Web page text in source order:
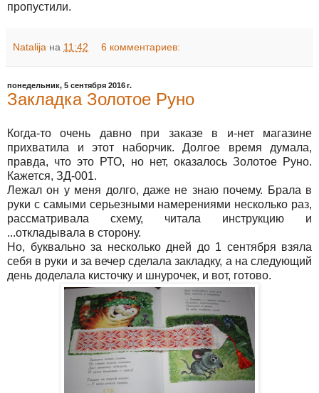
пропустили.
Natalija на 11:42 6 комментариев:
понедельник, 5 сентября 2016 г.
Закладка Золотое Руно
Когда-то очень давно при заказе в и-нет магазине
прихватила и этот наборчик. Долгое время думала,
правда, что это РТО, но нет, оказалось Золотое Руно.
Кажется, ЗД-001.
Лежал он у меня долго, даже не знаю почему. Брала в
руки с самыми серьезными намерениями несколько раз,
рассматривала схему, читала инструкцию и
...откладывала в сторону.
Но, буквально за несколько дней до 1 сентября взяла
себя в руки и за вечер сделала закладку, а на следующий
день доделала кисточку и шнурочек, и вот, готово.